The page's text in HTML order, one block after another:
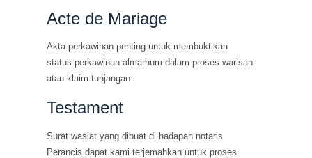
Acte de Mariage
Akta perkawinan penting untuk membuktikan
status perkawinan almarhum dalam proses warisan
atau klaim tunjangan.
Testament
Surat wasiat yang dibuat di hadapan notaris
Perancis dapat kami terjemahkan untuk proses